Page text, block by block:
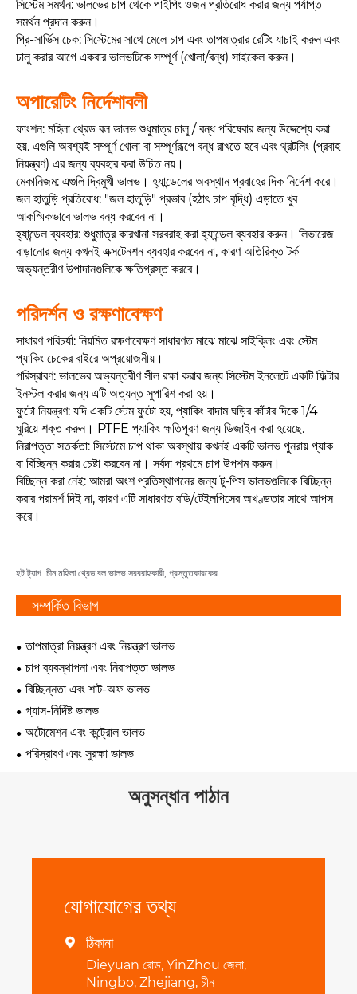
সিস্টেম সমর্থন: ভালভের চাপ থেকে পাইপিং ওজন প্রতিরোধ করার জন্য পর্যাপ্ত
সমর্থন প্রদান করুন।
প্রি-সার্ভিস চেক: সিস্টেমের সাথে মেলে চাপ এবং তাপমাত্রার রেটিং যাচাই করুন এবং
চালু করার আগে একবার ভালভটিকে সম্পূর্ণ (খোলা/বন্ধ) সাইকেল করুন।
অপারেটিং নির্দেশাবলী
ফাংশন: মহিলা থ্রেড বল ভালভ শুধুমাত্র চালু / বন্ধ পরিষেবার জন্য উদ্দেশ্যে করা
হয়. এগুলি অবশ্যই সম্পূর্ণ খোলা বা সম্পূর্ণরূপে বন্ধ রাখতে হবে এবং থ্রটলিং (প্রবাহ
নিয়ন্ত্রণ) এর জন্য ব্যবহার করা উচিত নয়।
মেকানিজম: এগুলি দ্বিমুখী ভালভ। হ্যান্ডেলের অবস্থান প্রবাহের দিক নির্দেশ করে।
জল হাতুড়ি প্রতিরোধ: "জল হাতুড়ি" প্রভাব (হঠাৎ চাপ বৃদ্ধি) এড়াতে খুব
আকস্মিকভাবে ভালভ বন্ধ করবেন না।
হ্যান্ডেল ব্যবহার: শুধুমাত্র কারখানা সরবরাহ করা হ্যান্ডেল ব্যবহার করুন। লিভারেজ
বাড়ানোর জন্য কখনই এক্সটেনশন ব্যবহার করবেন না, কারণ অতিরিক্ত টর্ক
অভ্যন্তরীণ উপাদানগুলিকে ক্ষতিগ্রস্ত করবে।
পরিদর্শন ও রক্ষণাবেক্ষণ
সাধারণ পরিচর্যা: নিয়মিত রক্ষণাবেক্ষণ সাধারণত মাঝে মাঝে সাইক্লিং এবং স্টেম
প্যাকিং চেকের বাইরে অপ্রয়োজনীয়।
পরিস্রাবণ: ভালভের অভ্যন্তরীণ সীল রক্ষা করার জন্য সিস্টেম ইনলেটে একটি ফিল্টার
ইনস্টল করার জন্য এটি অত্যন্ত সুপারিশ করা হয়।
ফুটো নিয়ন্ত্রণ: যদি একটি স্টেম ফুটো হয়, প্যাকিং বাদাম ঘড়ির কাঁটার দিকে 1/4
ঘুরিয়ে শক্ত করুন। PTFE প্যাকিং ক্ষতিপূরণ জন্য ডিজাইন করা হয়েছে.
নিরাপত্তা সতর্কতা: সিস্টেমে চাপ থাকা অবস্থায় কখনই একটি ভালভ পুনরায় প্যাক
বা বিচ্ছিন্ন করার চেষ্টা করবেন না। সর্বদা প্রথমে চাপ উপশম করুন।
বিচ্ছিন্ন করা নেই: আমরা অংশ প্রতিস্থাপনের জন্য টু-পিস ভালভগুলিকে বিচ্ছিন্ন
করার পরামর্শ দিই না, কারণ এটি সাধারণত বডি/টেইলপিসের অখণ্ডতার সাথে আপস
করে।
হট ট্যাগ: চীন মহিলা থ্রেড বল ভালভ সরবরাহকারী, প্রস্তুতকারকের
সম্পর্কিত বিভাগ
তাপমাত্রা নিয়ন্ত্রণ এবং নিয়ন্ত্রণ ভালভ
চাপ ব্যবস্থাপনা এবং নিরাপত্তা ভালভ
বিচ্ছিন্নতা এবং শাট-অফ ভালভ
গ্যাস-নির্দিষ্ট ভালভ
অটোমেশন এবং কন্ট্রোল ভালভ
পরিস্রাবণ এবং সুরক্ষা ভালভ
অনুসন্ধান পাঠান
যোগাযোগের তথ্য
 ঠিকানা
Dieyuan রোড, YinZhou জেলা,
Ningbo, Zhejiang, চীন